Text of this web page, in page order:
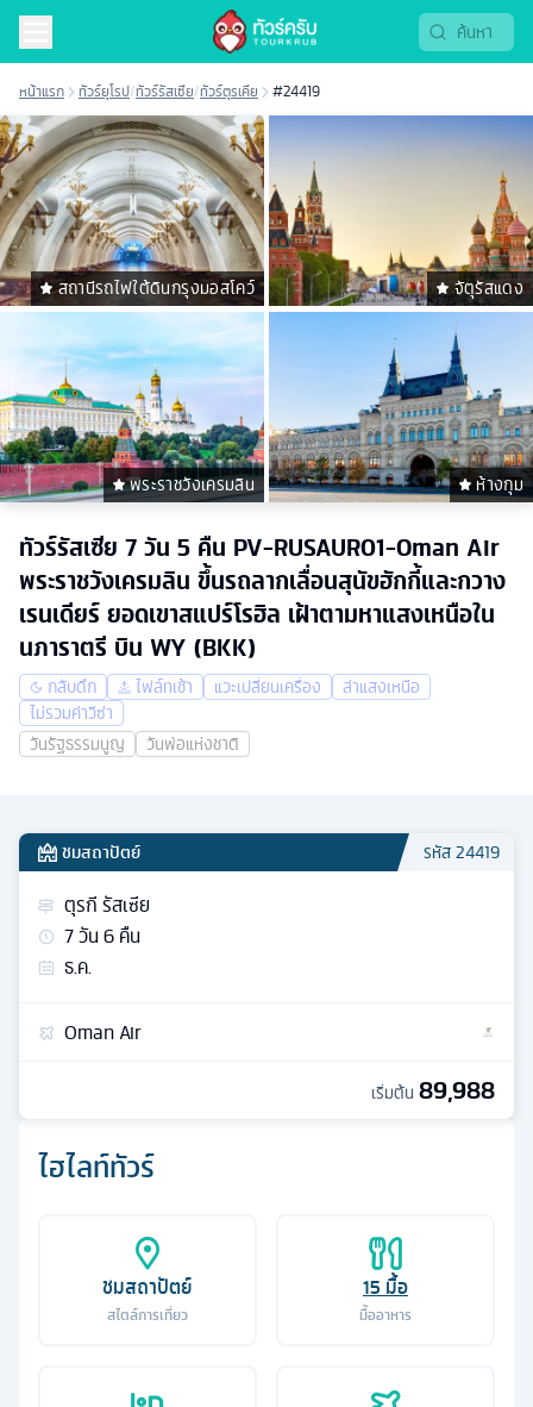
หน้าแรก ทัวร์ยุโรป/ทัวร์รัสเซีย/ทัวร์ตุรเคีย #24419
สถานีรถไฟใต้ดินกรุงมอสโคว์ จัตุรัสแดง
พระราชวังเครมลิน ห้างกุม
ทัวร์รัสเซีย 7 วัน 5 คืน PV-RUSAUR01-Oman Air
พระราชวังเครมลิน ขึ้นรถลากเลื่อนสุนัขฮักกี้และกวาง
เรนเดียร์ ยอดเขาสแปร์โรฮิล เฝ้าตามหาแสงเหนือใน
นภาราตรี บิน WY (BKK)
กลับดึก ไฟล์ทเช้า แวะเปลี่ยนเครื่อง
ล่าแสงเหนือ
ไม่รวมค่าวีซ่า
วันรัฐธรรมนูญ
วันพ่อแห่งชาติ
ไฮไลท์ทัวร์
ชมสถาปัตย์
สไตล์การเที่ยว
15 มื้อ
มื้ออาหาร
ชมสถาปัตย์ รหัส24419
ตุรกี รัสเซีย
7วัน6คืน
ธ.ค.
Oman Air
เริ่มต้น 89,988